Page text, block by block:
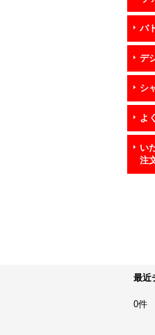
バ
デ
シ
よ
い
注
最近
0件